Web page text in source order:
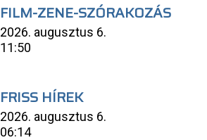
FILM-ZENE-SZÓRAKOZÁS
2026. augusztus 6.
11:50
FRISS HÍREK
2026. augusztus 6.
06:14